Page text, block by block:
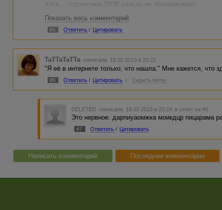
Хотя.... статистика 70\30 сильно не обнадеживает.
Вы лучше впредь все отказы сразу бросайте на Яндекс
на те большие и добрые, которые быстро
Только не ржать!!! антио.ру все набрать на английском
Показать весь комментарий
#5 Ответить / Цитировать
TaTTaTaTTa написала 18.02.2013 в 20:21
"Я её в интернете только, что нашла." Мне кажется, что
#6 Ответить / Цитировать / Скрыть ветку
DELETED написала 18.02.2013 в 20:24 в ответ на #6
Это нервное. дарпиуаомжка моикдцр пицарама
#7 Ответить / Цитировать
Написать комментарий Последние комментарии